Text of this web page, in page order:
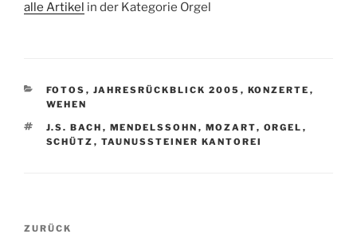
alle Artikel in der Kategorie Orgel
KATEGORIEN
FOTOS , JAHRESRÜCKBLICK 2005 , KONZERTE ,
WEHEN
SCHLAGWÖRTER
J.S. BACH , MENDELSSOHN , MOZART, ORGEL ,
SCHÜTZ , TAUNUSSTEINER KANTOREI
Beitragsnavigation
Vorheriger
ZURÜCK